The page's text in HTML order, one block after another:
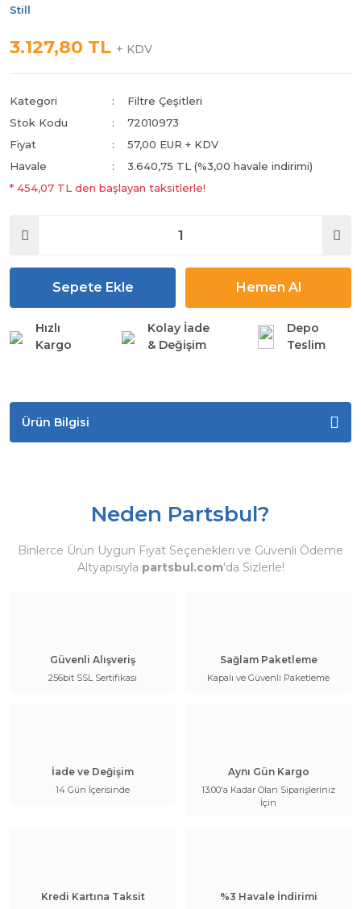
Still
3.127,80 TL + KDV
Kategori
Filtre Çeşitleri
Stok Kodu
72010973
Fiyat
57,00 EUR + KDV
Havale
3.640,75 TL (%3,00 havale indirimi)
* 454,07 TL den başlayan taksitlerle!
Sepete Ekle Hemen Al
Hızlı
Kargo
Kolay İade
& Değişim
Depo
Teslim
Ürün Bilgisi
Neden Partsbul?
Binlerce Ürün Uygun Fiyat Seçenekleri ve Güvenli Ödeme
Altyapısıyla partsbul.com'da Sizlerle!
Güvenli Alışveriş
256bit SSL Sertifikası
Sağlam Paketleme
Kapalı ve Güvenli Paketleme
İade ve Değişim
14 Gün İçerisinde
Aynı Gün Kargo
13:00'a Kadar Olan Siparişleriniz
İçin
Kredi Kartına Taksit %3 Havale İndirimi